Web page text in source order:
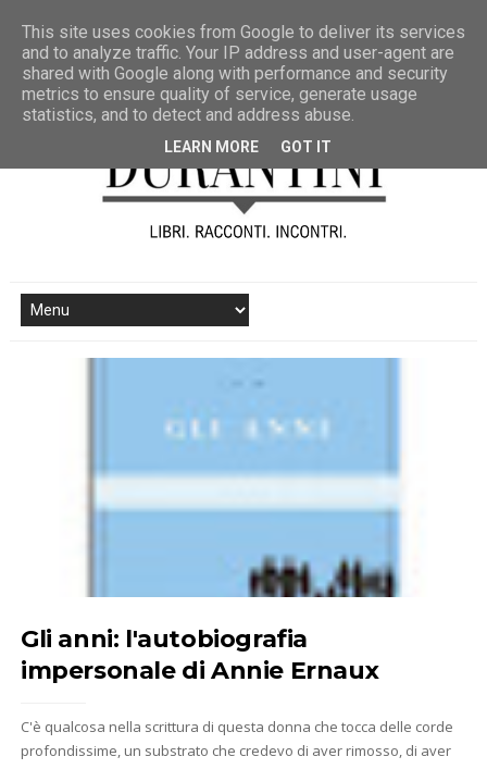
Gli anni: l'autobiografia
impersonale di Annie Ernaux
C'è qualcosa nella scrittura di questa donna che tocca delle corde
profondissime, un substrato che credevo di aver rimosso, di aver
This site uses cookies from Google to deliver its services
and to analyze traffic. Your IP address and user-agent are
shared with Google along with performance and security
metrics to ensure quality of service, generate usage
statistics, and to detect and address abuse.
LEARN MORE GOT IT